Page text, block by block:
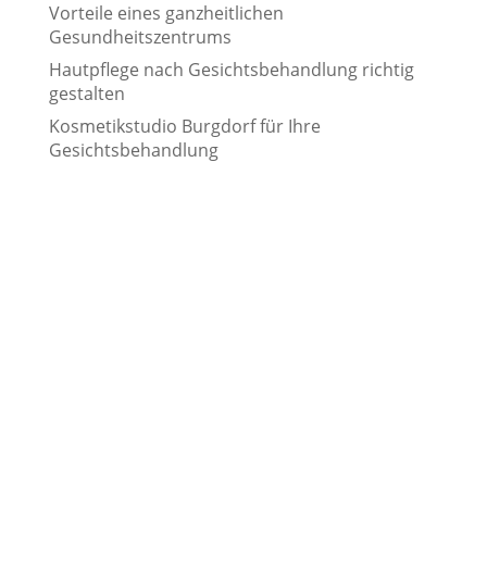
Vorteile eines ganzheitlichen
Gesundheitszentrums
Hautpflege nach Gesichtsbehandlung richtig
gestalten
Kosmetikstudio Burgdorf für Ihre
Gesichtsbehandlung